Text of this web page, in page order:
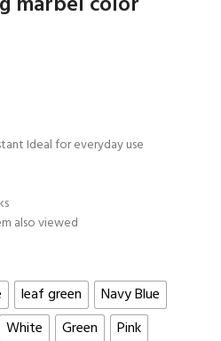
Ideal for everyday use
also viewed
leaf green
Navy Blue
White Green Pink